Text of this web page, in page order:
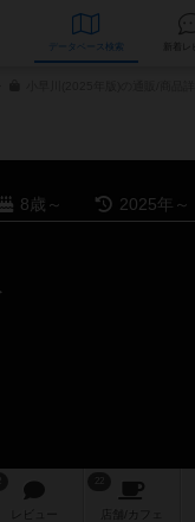
データベース
8歳～ 2025年～
店舗/ カフェ